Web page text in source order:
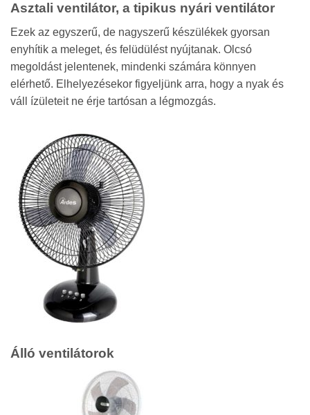
Asztali ventilátor, a tipikus nyári ventilátor
Ezek az egyszerű, de nagyszerű készülékek gyorsan
enyhítik a meleget, és felüdülést nyújtanak. Olcsó
megoldást jelentenek, mindenki számára könnyen
elérhető. Elhelyezésekor figyeljünk arra, hogy a nyak és
váll ízületeit ne érje tartósan a légmozgás.
Álló ventilátorok